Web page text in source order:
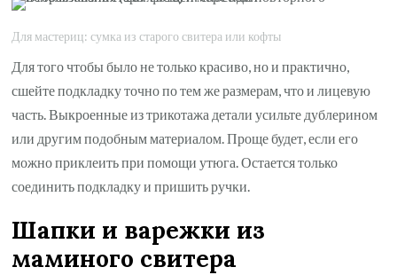
Для мастериц: сумка из старого свитера или кофты
Для того чтобы было не только красиво, но и практично,
сшейте подкладку точно по тем же размерам, что и лицевую
часть. Выкроенные из трикотажа детали усильте дублерином
или другим подобным материалом. Проще будет, если его
можно приклеить при помощи утюга. Остается только
соединить подкладку и пришить ручки.
Шапки и варежки из
маминого свитера